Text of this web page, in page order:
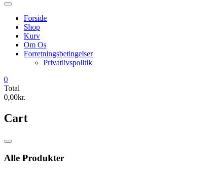
Forside
Shop
Kurv
Om Os
Forretningsbetingelser
Privatlivspolitik
0
Total
0,00kr.
Cart
Catalog
Alle Produkter